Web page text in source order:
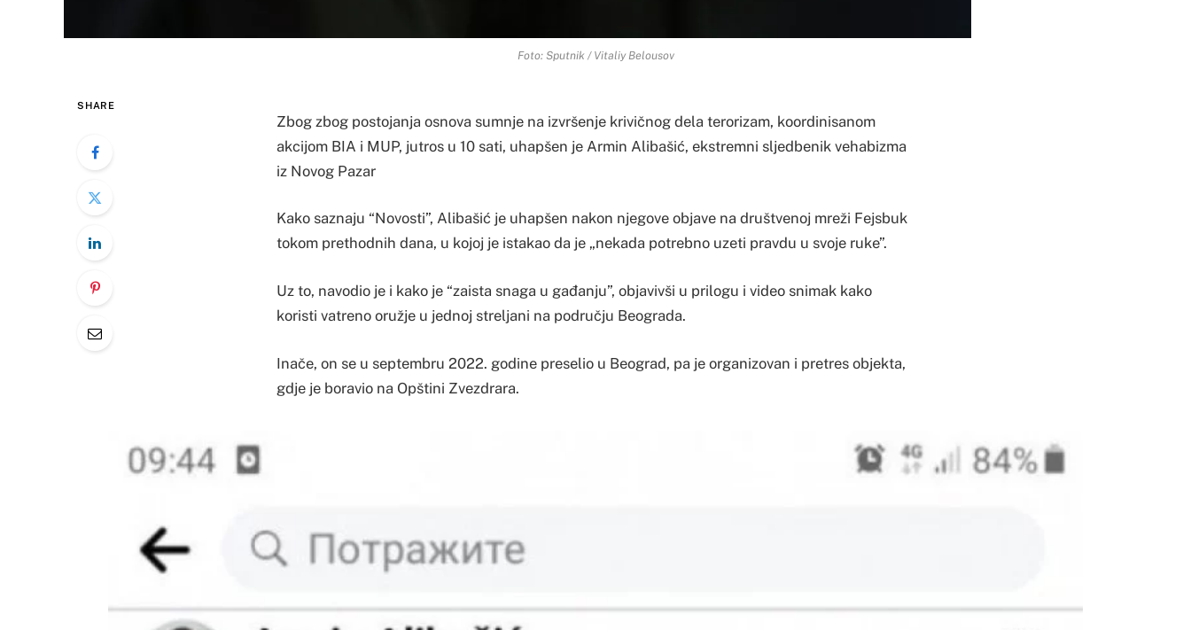
Foto: Sputnik / Vitaliy Belousov
SHARE
Zbog zbog postojanja osnova sumnje na izvršenje krivičnog dela terorizam, koordinisanom
akcijom BIA i MUP, jutros u 10 sati, uhapšen je Armin Alibašić, ekstremni sljedbenik vehabizma
iz Novog Pazar
Kako saznaju “Novosti”, Alibašić je uhapšen nakon njegove objave na društvenoj mreži Fejsbuk
tokom prethodnih dana, u kojoj je istakao da je „nekada potrebno uzeti pravdu u svoje ruke”.
Uz to, navodio je i kako je “zaista snaga u gađanju”, objavivši u prilogu i video snimak kako
koristi vatreno oružje u jednoj streljani na području Beograda.
Inače, on se u septembru 2022. godine preselio u Beograd, pa je organizovan i pretres objekta,
gdje je boravio na Opštini Zvezdrara.